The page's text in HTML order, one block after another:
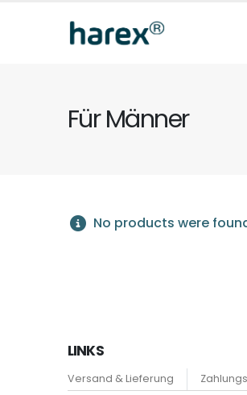
Für Männer
No products were
LINKS
Versand & Lieferung